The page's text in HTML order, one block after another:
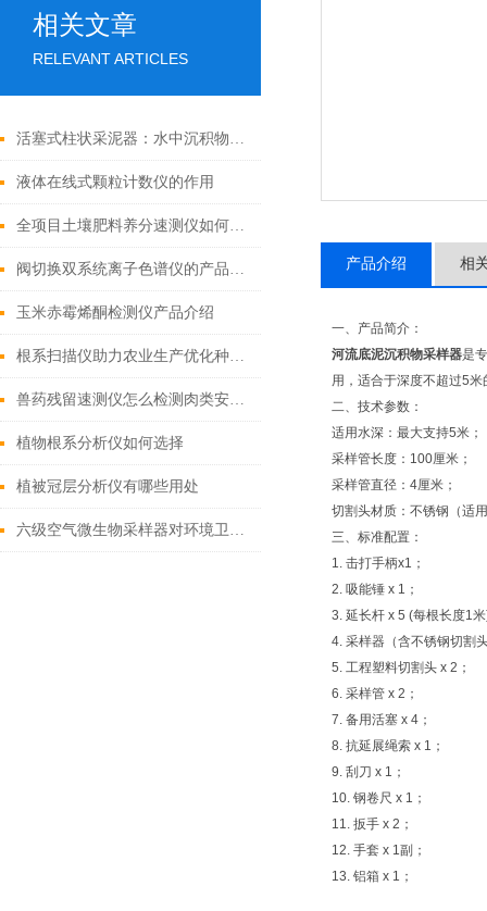
相关文章
RELEVANT ARTICLES
活塞式柱状采泥器：水中沉积物采集的关键工具
液体在线式颗粒计数仪的作用
全项目土壤肥料养分速测仪如何选择
阀切换双系统离子色谱仪的产品特点
玉米赤霉烯酮检测仪产品介绍
根系扫描仪助力农业生产优化种植管理策略「霍尔德」
兽药残留速测仪怎么检测肉类安全？
植物根系分析仪如何选择
植被冠层分析仪有哪些用处
六级空气微生物采样器对环境卫生有什么作用
产品介绍 相
一、产品简介：
河流底泥沉积物采样器是
用，适合于深度不超过5
二、技术参数：
适用水深：最大支持5米；
采样管长度：100厘米；
采样管直径：4厘米；
切割头材质：不锈钢（适
三、标准配置：
1. 击打手柄x1；
2. 吸能锤 x 1；
3. 延长杆 x 5 (每根长度1
4. 采样器（含不锈钢切割
5. 工程塑料切割头 x 2；
6. 采样管 x 2；
7. 备用活塞 x 4；
8. 抗延展绳索 x 1；
9. 刮刀 x 1；
10. 钢卷尺 x 1；
11. 扳手 x 2；
12. 手套 x 1副；
13. 铝箱 x 1；